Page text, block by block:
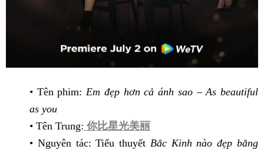
• Tên phim: Em đẹp hơn cả ánh sao – As beautiful
as you
• Tên Trung: 你比星光美丽
• Nguyên tác: Tiểu thuyết Bắc Kinh nào đẹp bằng